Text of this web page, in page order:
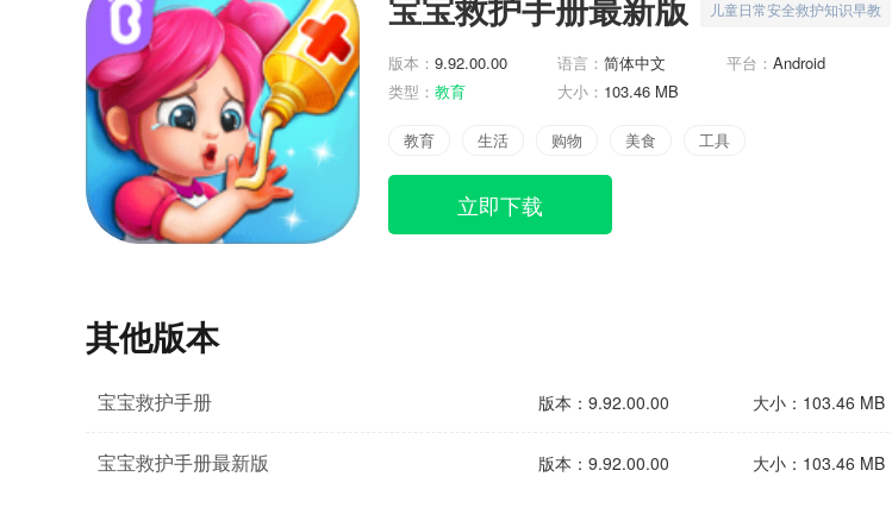
儿童日常安全救护知识早教
版本： 9.92.00.00 语言： 简体中文 平台： Android
类型： 教育 大小： 103.46 MB
教育 生活 购物 美食 工具
立即下载
其他版本
宝宝救护手册 版本：9.92.00.00 大小：103.46 MB
宝宝救护手册最新版 版本：9.92.00.00 大小：103.46 MB